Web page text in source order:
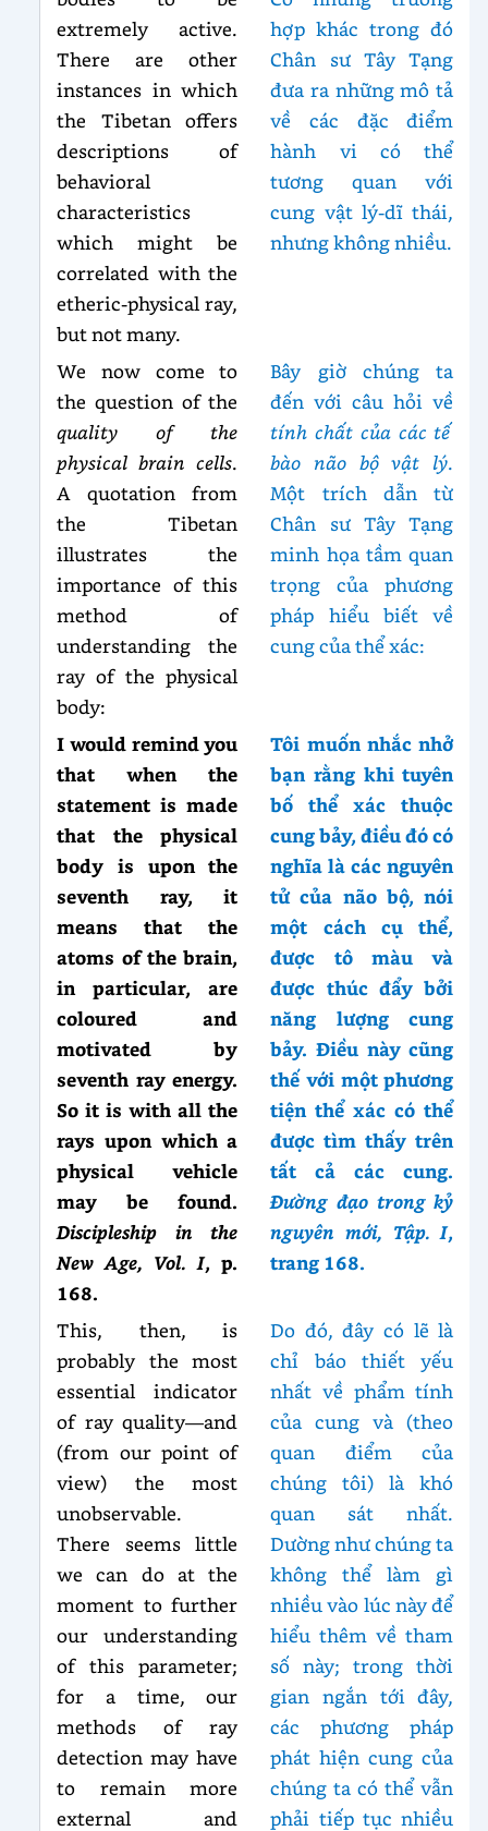
extremely active.
There are other
instances in which
the Tibetan offers
descriptions of
behavioral
characteristics
which might be
correlated with the
etheric-physical ray,
but not many.
hợp khác trong đó
Chân sư Tây Tạng
đưa ra những mô tả
về các đặc điểm
hành vi có thể
tương quan với
cung vật lý-dĩ thái,
nhưng không nhiều.
We now come to
the question of the
quality of the
physical brain cells.
A quotation from
the Tibetan
illustrates the
importance of this
method of
understanding the
ray of the physical
body:
Bây giờ chúng ta
đến với câu hỏi về
tính chất của các tế
bào não bộ vật lý.
Một trích dẫn từ
Chân sư Tây Tạng
minh họa tầm quan
trọng của phương
pháp hiểu biết về
cung của thể xác:
I would remind you
that when the
statement is made
that the physical
body is upon the
seventh ray, it
means that the
atoms of the brain,
in particular, are
coloured and
motivated by
seventh ray energy.
So it is with all the
rays upon which a
physical vehicle
may be found.
Discipleship in the
New Age, Vol. I, p.
168.
Tôi muốn nhắc nhở
bạn rằng khi tuyên
bố thể xác thuộc
cung bảy, điều đó có
nghĩa là các nguyên
tử của não bộ, nói
một cách cụ thể,
được tô màu và
được thúc đẩy bởi
năng lượng cung
bảy. Điều này cũng
thế với một phương
tiện thể xác có thể
được tìm thấy trên
tất cả các cung.
Đường đạo trong kỷ
nguyên mới, Tập. I,
trang 168.
This, then, is
probably the most
essential indicator
of ray quality—and
(from our point of
view) the most
unobservable.
There seems little
we can do at the
moment to further
our understanding
of this parameter;
for a time, our
methods of ray
detection may have
to remain more
external and
Do đó, đây có lẽ là
chỉ báo thiết yếu
nhất về phẩm tính
của cung và (theo
quan điểm của
chúng tôi) là khó
quan sát nhất.
Dường như chúng ta
không thể làm gì
nhiều vào lúc này để
hiểu thêm về tham
số này; trong thời
gian ngắn tới đây,
các phương pháp
phát hiện cung của
chúng ta có thể vẫn
phải tiếp tục nhiều